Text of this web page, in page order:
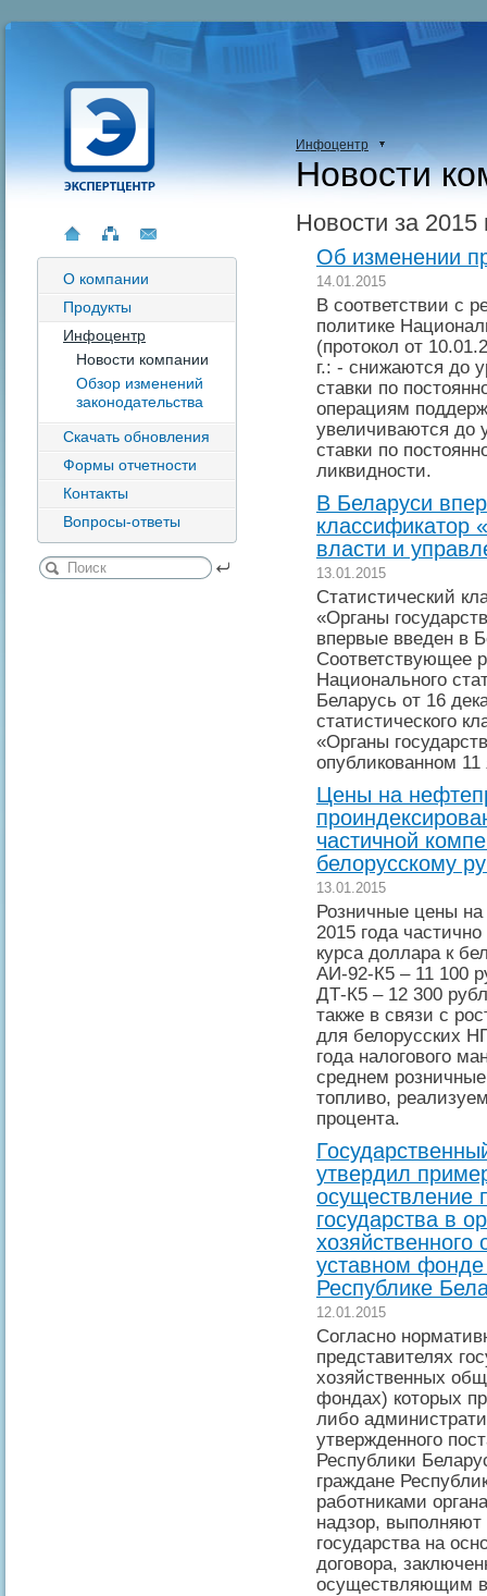
О компании
Продукты
Инфоцентр
Новости компании
Обзор изменений
законодательства
Скачать обновления
Формы отчетности
Контакты
Вопросы-ответы
Инфоцентр
Новости
Новости за 2015
Об изменении
14.01.2015
В соответствии с
политике
(протокол от
г.: - снижаются до
ставки по
операциям
увеличиваются до
ставки по
ликвидности.
В Беларуси
классификатор
власти и
13.01.2015
Статистический
«Органы
впервые введен в
Соответствующее
Национального
Беларусь от 16
статистического
«Органы
опубликованном 11
Цены на
частичной
белорусскому
13.01.2015
Розничные цены
2015 года
курса доллара к
АИ-92-К5 – 11 100
ДТ-К5 – 12 300
также в связи с
для белорусских
года налогового
среднем
топливо,
процента.
утвердил
осуществление
государства в
уставном фонде
Республике
12.01.2015
Согласно
представителях
хозяйственных
фондах) которых
либо
утвержденного
Республики
граждане
работниками
надзор, выполняют
государства на
договора,
осуществляющим